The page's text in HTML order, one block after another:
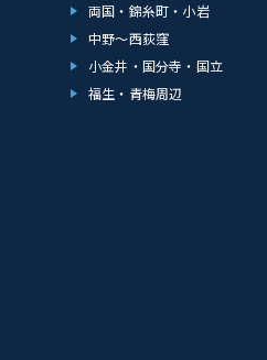
両国・錦糸町・小岩
中野～西荻窪
小金井・国分寺・国立
福生・青梅周辺